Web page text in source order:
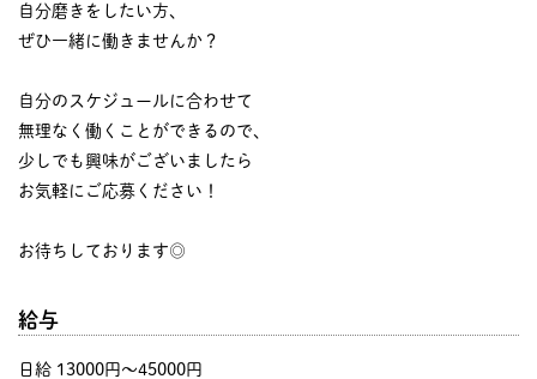
自分磨きをしたい方、
ぜひ一緒に働きませんか？
自分のスケジュールに合わせて
無理なく働くことができるので、
少しでも興味がございましたら
お気軽にご応募ください！
お待ちしております◎
給与
日給 13000円〜45000円